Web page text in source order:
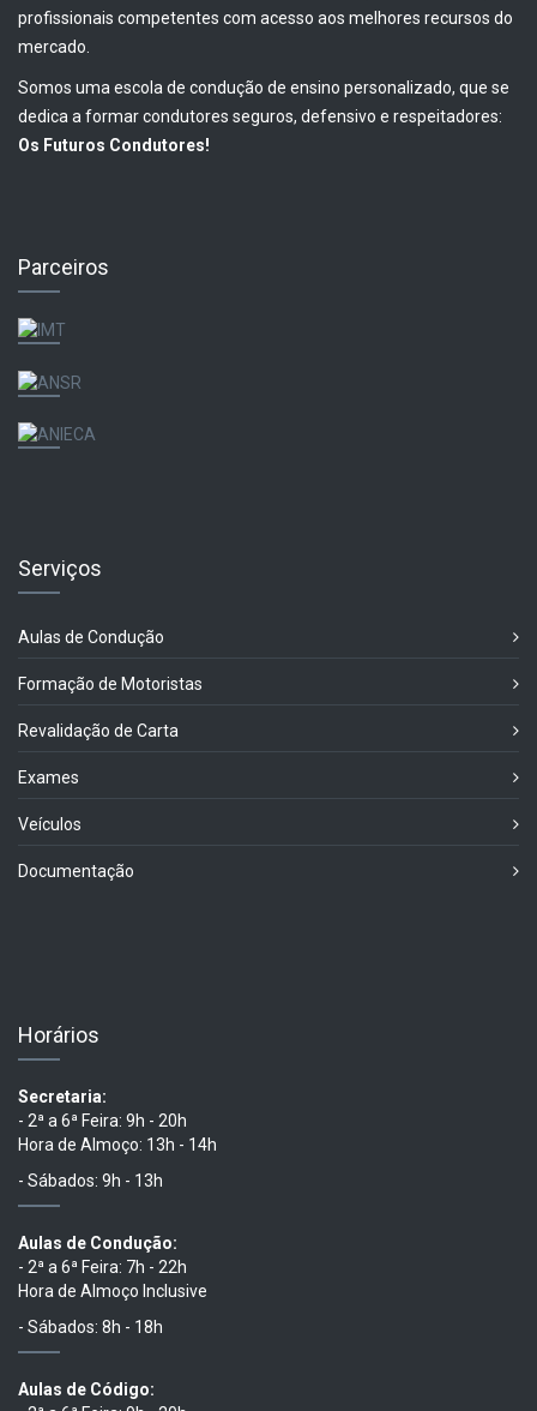
profissionais competentes com acesso aos melhores recursos do
mercado.
Somos uma escola de condução de ensino personalizado, que se
dedica a formar condutores seguros, defensivo e respeitadores:
Os Futuros Condutores!
Parceiros
Serviços
Aulas de Condução
Formação de Motoristas
Revalidação de Carta
Exames
Veículos
Documentação
Horários
Secretaria:
- 2ª a 6ª Feira: 9h - 20h
Hora de Almoço: 13h - 14h
- Sábados: 9h - 13h
Aulas de Condução:
- 2ª a 6ª Feira: 7h - 22h
Hora de Almoço Inclusive
- Sábados: 8h - 18h
Aulas de Código: